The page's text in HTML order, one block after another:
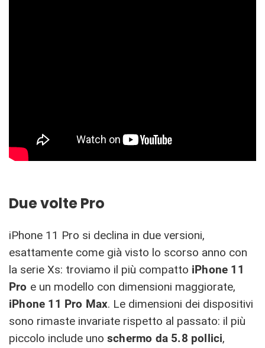
Due volte Pro
iPhone 11 Pro si declina in due versioni,
esattamente come già visto lo scorso anno con
la serie Xs: troviamo il più compatto iPhone 11
Pro e un modello con dimensioni maggiorate,
iPhone 11 Pro Max. Le dimensioni dei dispositivi
sono rimaste invariate rispetto al passato: il più
piccolo include uno schermo da 5.8 pollici,